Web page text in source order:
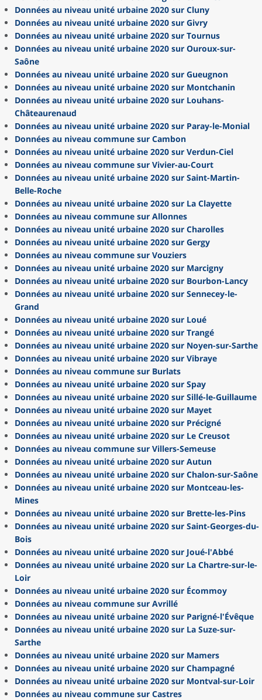
Données au niveau unité urbaine 2020 sur Cluny
Données au niveau unité urbaine 2020 sur Givry
Données au niveau unité urbaine 2020 sur Tournus
Données au niveau unité urbaine 2020 sur Ouroux-sur-
Saône
Données au niveau unité urbaine 2020 sur Gueugnon
Données au niveau unité urbaine 2020 sur Montchanin
Données au niveau unité urbaine 2020 sur Louhans-
Châteaurenaud
Données au niveau unité urbaine 2020 sur Paray-le-Monial
Données au niveau commune sur Cambon
Données au niveau unité urbaine 2020 sur Verdun-Ciel
Données au niveau commune sur Vivier-au-Court
Données au niveau unité urbaine 2020 sur Saint-Martin-
Belle-Roche
Données au niveau unité urbaine 2020 sur La Clayette
Données au niveau commune sur Allonnes
Données au niveau unité urbaine 2020 sur Charolles
Données au niveau unité urbaine 2020 sur Gergy
Données au niveau commune sur Vouziers
Données au niveau unité urbaine 2020 sur Marcigny
Données au niveau unité urbaine 2020 sur Bourbon-Lancy
Données au niveau unité urbaine 2020 sur Sennecey-le-
Grand
Données au niveau unité urbaine 2020 sur Loué
Données au niveau unité urbaine 2020 sur Trangé
Données au niveau unité urbaine 2020 sur Noyen-sur-Sarthe
Données au niveau unité urbaine 2020 sur Vibraye
Données au niveau commune sur Burlats
Données au niveau unité urbaine 2020 sur Spay
Données au niveau unité urbaine 2020 sur Sillé-le-Guillaume
Données au niveau unité urbaine 2020 sur Mayet
Données au niveau unité urbaine 2020 sur Précigné
Données au niveau unité urbaine 2020 sur Le Creusot
Données au niveau commune sur Villers-Semeuse
Données au niveau unité urbaine 2020 sur Autun
Données au niveau unité urbaine 2020 sur Chalon-sur-Saône
Données au niveau unité urbaine 2020 sur Montceau-les-
Mines
Données au niveau unité urbaine 2020 sur Brette-les-Pins
Données au niveau unité urbaine 2020 sur Saint-Georges-du-
Bois
Données au niveau unité urbaine 2020 sur Joué-l'Abbé
Données au niveau unité urbaine 2020 sur La Chartre-sur-le-
Loir
Données au niveau unité urbaine 2020 sur Écommoy
Données au niveau commune sur Avrillé
Données au niveau unité urbaine 2020 sur Parigné-l'Évêque
Données au niveau unité urbaine 2020 sur La Suze-sur-
Sarthe
Données au niveau unité urbaine 2020 sur Mamers
Données au niveau unité urbaine 2020 sur Champagné
Données au niveau unité urbaine 2020 sur Montval-sur-Loir
Données au niveau commune sur Castres